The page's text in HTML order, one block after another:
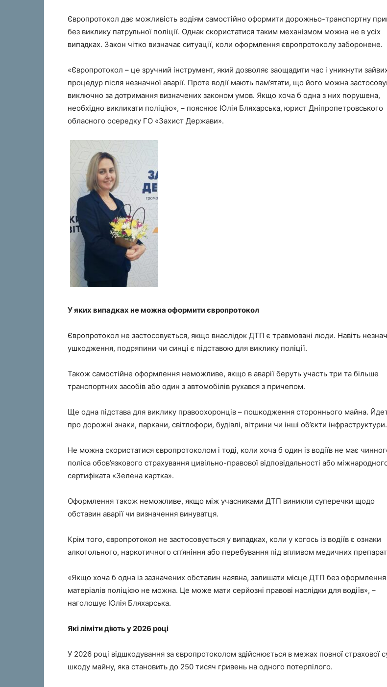
Європротокол дає можливість водіям самостійно оформити дорожньо-транспортну
без виклику патрульної поліції. Однак скористатися таким механізмом можна не в усіх
випадках. Закон чітко визначає ситуації, коли оформлення європротоколу заборонене.
«Європротокол – це зручний інструмент, який дозволяє заощадити час і уникнути
процедур після незначної аварії. Проте водії мають пам’ятати, що його можна
виключно за дотримання визначених законом умов. Якщо хоча б одна з них порушена,
необхідно викликати поліцію», – пояснює Юлія Бляхарська, юрист Дніпропетровського
обласного осередку ГО «Захист Держави».
У яких випадках не можна оформити європротокол
Європротокол не застосовується, якщо внаслідок ДТП є травмовані люди. Навіть
ушкодження, подряпини чи синці є підставою для виклику поліції.
Також самостійне оформлення неможливе, якщо в аварії беруть участь три та більше
транспортних засобів або один з автомобілів рухався з причепом.
Ще одна підстава для виклику правоохоронців – пошкодження стороннього майна.
про дорожні знаки, паркани, світлофори, будівлі, вітрини чи інші об’єкти інфраструктури.
Не можна скористатися європротоколом і тоді, коли хоча б один із водіїв не має
поліса обов’язкового страхування цивільно-правової відповідальності або
сертифіката «Зелена картка».
Оформлення також неможливе, якщо між учасниками ДТП виникли суперечки щодо
обставин аварії чи визначення винуватця.
Крім того, європротокол не застосовується у випадках, коли у когось із водіїв є ознаки
алкогольного, наркотичного сп’яніння або перебування під впливом медичних
«Якщо хоча б одна із зазначених обставин наявна, залишати місце ДТП без оформлення
матеріалів поліцією не можна. Це може мати серйозні правові наслідки для водіїв», –
наголошує Юлія Бляхарська.
Які ліміти діють у 2026 році
У 2026 році відшкодування за європротоколом здійснюється в межах повної страхової
шкоду майну, яка становить до 250 тисяч гривень на одного потерпілого.